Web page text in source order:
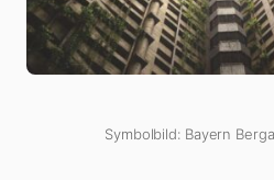
Symbolbild: Bayern